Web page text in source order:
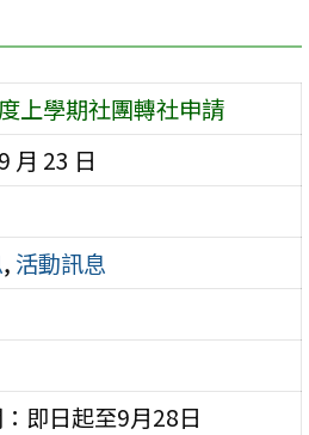
上學期社團轉社申請
月 23 日
, 活動訊息
即日起至9月28日